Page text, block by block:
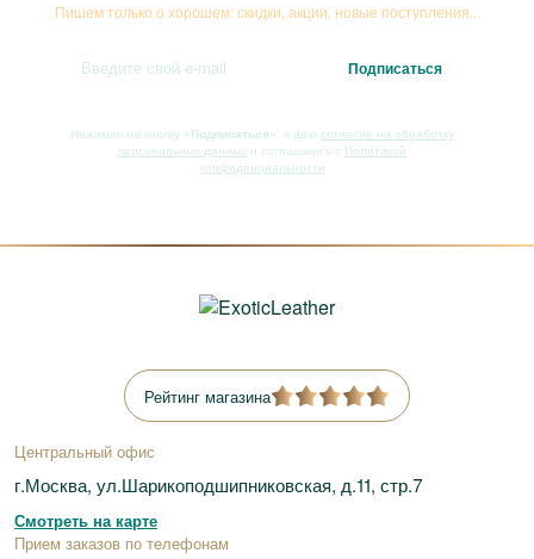
Пишем только о хорошем: скидки, акции, новые поступления...
Нажимая на кнопку «Подписаться» , я даю согласие на обработку
персональных данных и соглашаюсь с Политикой
конфиденциальности
Рейтинг магазина
Центральный офис
г.Москва, ул.Шарикоподшипниковская, д.11, стр.7
Смотреть на карте
Прием заказов по телефонам